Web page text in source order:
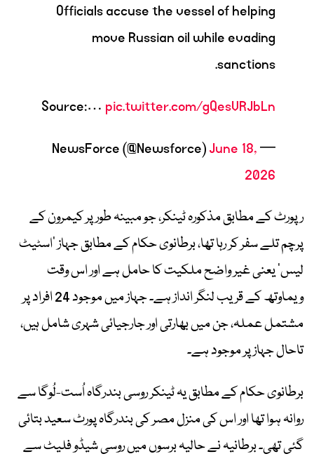
Officials accuse the vessel of helping
move Russian oil while evading
sanctions.
Source:… pic.twitter.com/gQesVRJbLn
— NewsForce (@Newsforce)
June 18,
2026
رپورٹ کے مطابق مذکورہ ٹینکر، جو مبینہ طور پر کیمرون کے
پرچم تلے سفر کر رہا تھا، برطانوی حکام کے مطابق جہاز ’اسٹیٹ
لیس‘ یعنی غیر واضح ملکیت کا حامل ہے اور اس وقت
ویماوتھ کے قریب لنگر انداز ہے۔ جہاز میں موجود 24 افراد پر
مشتمل عملہ، جن میں بھارتی اور جارجیائی شہری شامل ہیں،
تاحال جہاز پر موجود ہے۔
برطانوی حکام کے مطابق یہ ٹینکر روسی بندرگاہ اُست-لُوگا سے
روانہ ہوا تھا اور اس کی منزل مصر کی بندرگاہ پورٹ سعید بتائی
گئی تھی۔ برطانیہ نے حالیہ برسوں میں روسی شیڈو فلیٹ سے